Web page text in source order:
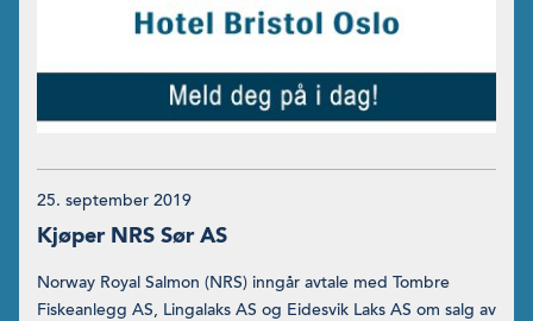
25. september 2019
Kjøper NRS Sør AS
Norway Royal Salmon (NRS) inngår avtale med Tombre
Fiskeanlegg AS, Lingalaks AS og Eidesvik Laks AS om salg av